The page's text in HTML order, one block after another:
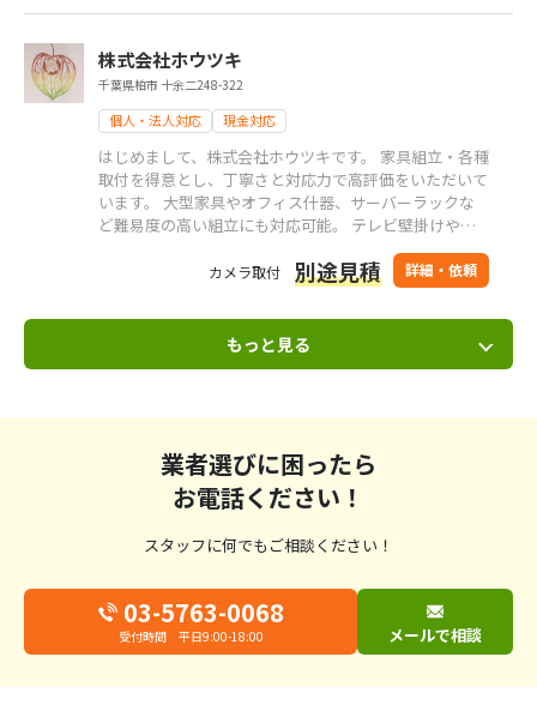
株式会社ホウツキ
千葉県柏市 十余二248-322
個人・法人対応 現金対応
はじめまして、株式会社ホウツキです。 家具組立・各種
取付を得意とし、丁寧さと対応力で高評価をいただいて
います。 大型家具やオフィス什器、サーバーラックな
ど難易度の高い組立にも対応可能。 テレビ壁掛けや防
犯カメラ、スクリーン・プロジェクター設置まで、 現
場状況に合熟練職人が丁寧・迅速に施工。お気軽にご相
カメラ取付 別途見積 詳細・依頼
もっと見る
業者選びに困ったら
お電話ください！
スタッフに何でもご相談ください！
03-5763-0068
受付時間 平日9:00-18:00 メールで相談